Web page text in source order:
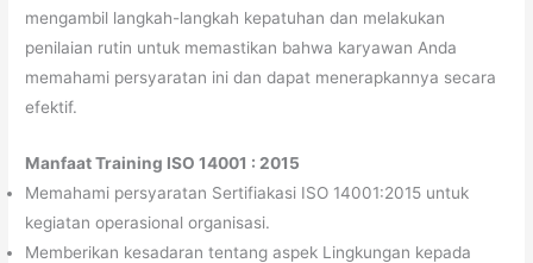
mengambil langkah-langkah kepatuhan dan melakukan
penilaian rutin untuk memastikan bahwa karyawan Anda
memahami persyaratan ini dan dapat menerapkannya secara
efektif.
Manfaat Training ISO 14001 : 2015
Memahami persyaratan Sertifiakasi ISO 14001:2015 untuk
kegiatan operasional organisasi.
Memberikan kesadaran tentang aspek Lingkungan kepada